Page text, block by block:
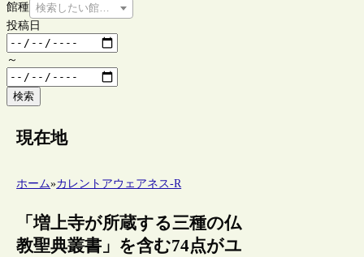
館種 検索したい館種を選択してください
投稿日
～
検索
現在地
ホーム»カレントアウェアネス-R
「増上寺が所蔵する三種の仏
教聖典叢書」を含む74点がユ